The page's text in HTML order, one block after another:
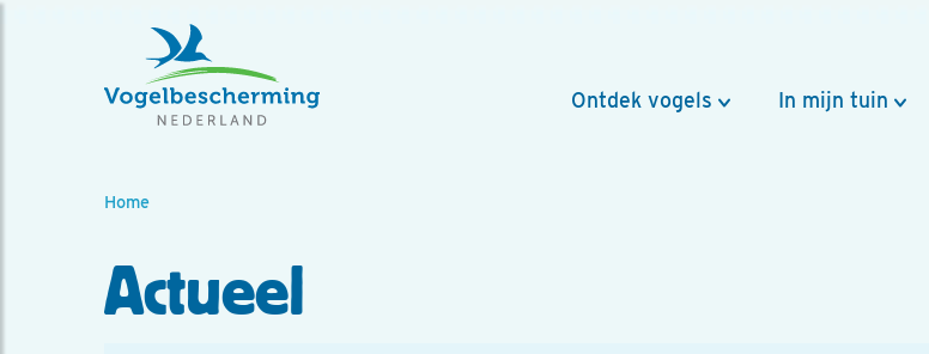
Ontdek vogels In mijn tuin
Home
Actueel